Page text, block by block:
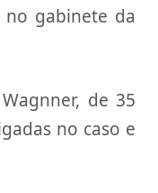
gabinete da
de 35
no caso e